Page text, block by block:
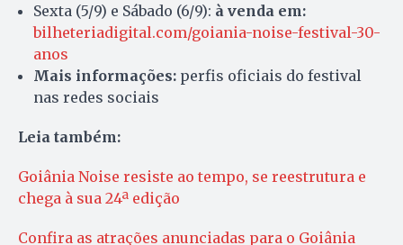
Sexta (5/9) e Sábado (6/9): à venda em:
bilheteriadigital.com/goiania-noise-festival-30-
anos
Mais informações: perfis oficiais do festival
nas redes sociais
Leia também:
Goiânia Noise resiste ao tempo, se reestrutura e
chega à sua 24ª edição
Confira as atrações anunciadas para o Goiânia